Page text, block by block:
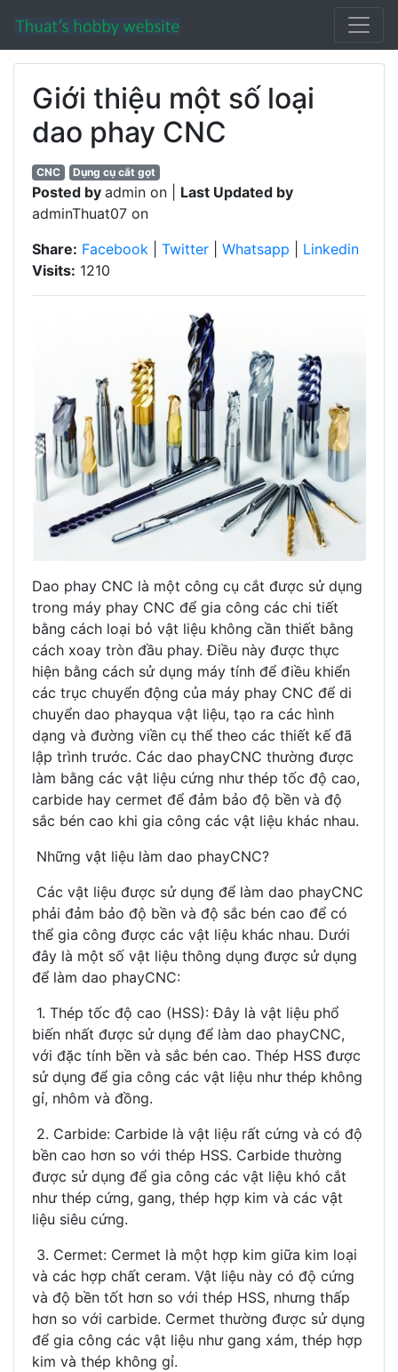
Giới thiệu một số loại
dao phay CNC
CNC Dụng cụ cắt gọt
Posted by admin on | Last Updated by
adminThuat07 on
Share: Facebook Twitter Whatsapp
Linkedin
Visits: 1210
Dao phay CNC là một công cụ cắt được sử dụng
trong máy phay CNC để gia công các chi tiết
bằng cách loại bỏ vật liệu không cần thiết bằng
cách xoay tròn đầu phay. Điều này được thực
hiện bằng cách sử dụng máy tính để điều khiển
các trục chuyển động của máy phay CNC để di
chuyển dao phayqua vật liệu, tạo ra các hình
dạng và đường viền cụ thể theo các thiết kế đã
lập trình trước. Các dao phayCNC thường được
làm bằng các vật liệu cứng như thép tốc độ cao,
carbide hay cermet để đảm bảo độ bền và độ
sắc bén cao khi gia công các vật liệu khác nhau.
Những vật liệu làm dao phayCNC?
Các vật liệu được sử dụng để làm dao phayCNC
phải đảm bảo độ bền và độ sắc bén cao để có
thể gia công được các vật liệu khác nhau. Dưới
đây là một số vật liệu thông dụng được sử dụng
để làm dao phayCNC:
1. Thép tốc độ cao (HSS): Đây là vật liệu phổ
biến nhất được sử dụng để làm dao phayCNC,
với đặc tính bền và sắc bén cao. Thép HSS được
sử dụng để gia công các vật liệu như thép không
gỉ, nhôm và đồng.
2. Carbide: Carbide là vật liệu rất cứng và có độ
bền cao hơn so với thép HSS. Carbide thường
được sử dụng để gia công các vật liệu khó cắt
như thép cứng, gang, thép hợp kim và các vật
liệu siêu cứng.
3. Cermet: Cermet là một hợp kim giữa kim loại
và các hợp chất ceram. Vật liệu này có độ cứng
và độ bền tốt hơn so với thép HSS, nhưng thấp
hơn so với carbide. Cermet thường được sử dụng
để gia công các vật liệu như gang xám, thép hợp
kim và thép không gỉ.